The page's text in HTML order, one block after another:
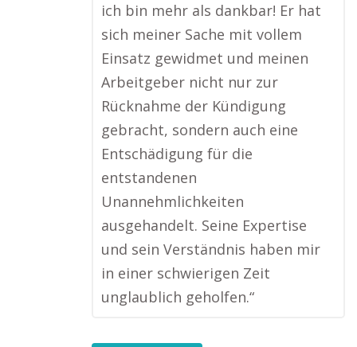
ich bin mehr als dankbar! Er hat
sich meiner Sache mit vollem
Einsatz gewidmet und meinen
Arbeitgeber nicht nur zur
Rücknahme der Kündigung
gebracht, sondern auch eine
Entschädigung für die
entstandenen
Unannehmlichkeiten
ausgehandelt. Seine Expertise
und sein Verständnis haben mir
in einer schwierigen Zeit
unglaublich geholfen.“